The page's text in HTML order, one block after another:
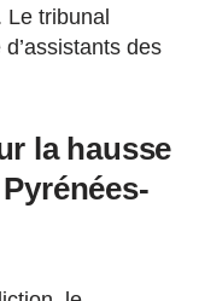
Le tribunal
des
la hausse